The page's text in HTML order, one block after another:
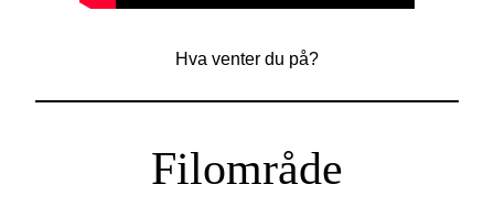
Hva venter du på?
Filområde